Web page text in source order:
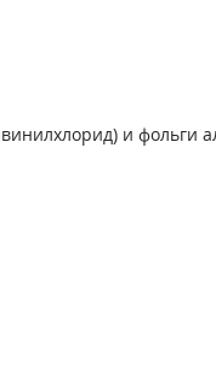
и фольги